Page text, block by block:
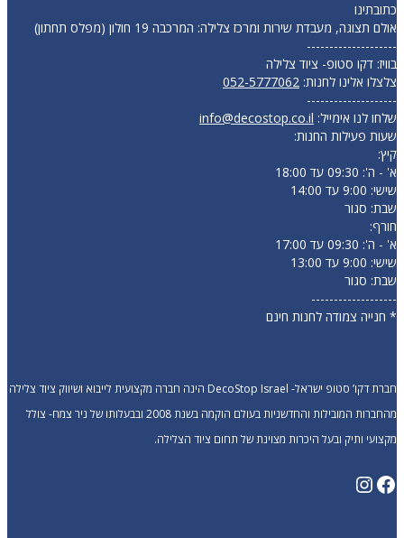
כתובתינו
אולם תצוגה, מעבדת שירות ומרכז צלילה: המרכבה 19 חולון (מפלס תחתון)
--------------------
בוויז: דקו סטופ- ציוד צלילה
צלצלו אלינו לחנות: 052-5777062
--------------------
שלחו לנו אימייל: info@decostop.co.il
שעות פעילות החנות:
קיץ:
א' - ה': 09:30 עד 18:00
שישי: 9:00 עד 14:00
שבת: סגור
חורף:
א' - ה': 09:30 עד 17:00
שישי: 9:00 עד 13:00
שבת: סגור
-------------------
* חנייה צמודה לחנות חינם
חברת דקו’ סטופ ישראל- DecoStop Israel הינה חברה מקצועית לייבוא ושיווק ציוד צלילה
מהחברות המובילות והחדשניות בעולם הוקמה בשנת 2008 ובבעלותו של ניר צמח- צולל
מקצועי ותיק ובעל היכרות מצוינת של תחום ציוד הצלילה.
Facebook
Instagram